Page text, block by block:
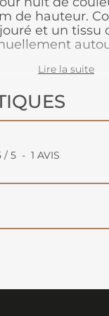
de hauteur.
et un tissu
sur voile =
luminosité.
Lire la suite
/ 5 - 1 AVIS